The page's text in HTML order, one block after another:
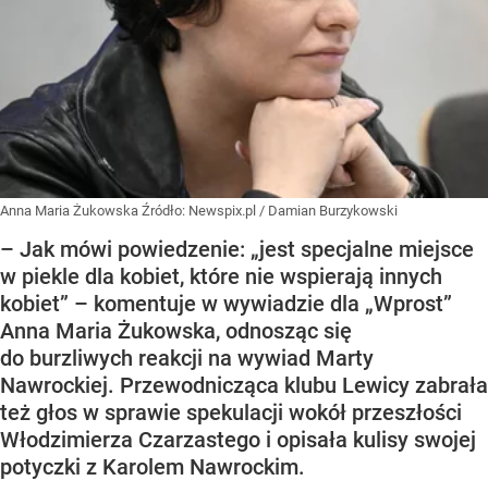
Anna Maria Żukowska Źródło: Newspix.pl / Damian Burzykowski
– Jak mówi powiedzenie: „jest specjalne miejsce
w piekle dla kobiet, które nie wspierają innych
kobiet” – komentuje w wywiadzie dla „Wprost”
Anna Maria Żukowska, odnosząc się
do burzliwych reakcji na wywiad Marty
Nawrockiej. Przewodnicząca klubu Lewicy zabrała
też głos w sprawie spekulacji wokół przeszłości
Włodzimierza Czarzastego i opisała kulisy swojej
potyczki z Karolem Nawrockim.